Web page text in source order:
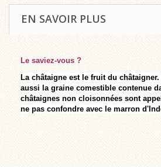
EN SAVOIR PLUS
Le saviez-vous ?
La châtaigne est le fruit du
aussi la graine comestible contenue
châtaignes non cloisonnées sont
ne pas confondre avec le marron